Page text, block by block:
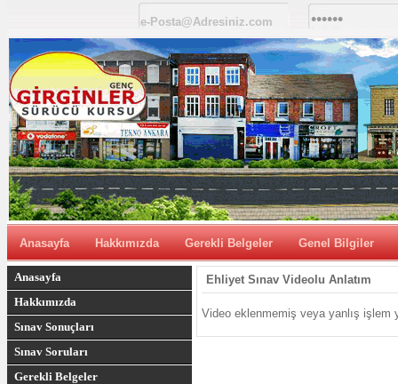
Anasayfa Hakkımızda Gerekli Belgeler Genel Bilgiler
Anasayfa
Hakkımızda
Sınav Sonuçları
Sınav Soruları
Gerekli Belgeler
Ehliyet Sınav Videolu Anlatım
Video eklenmemiş veya yanlış işlem